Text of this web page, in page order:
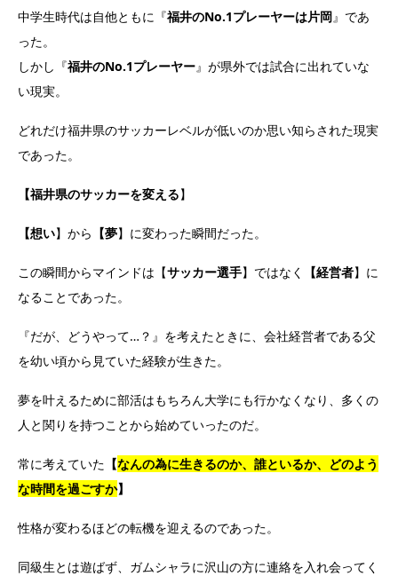
中学生時代は自他ともに『福井のNo.1プレーヤーは片岡』であ
った。
しかし『福井のNo.1プレーヤー』が県外では試合に出れていな
い現実。
どれだけ福井県のサッカーレベルが低いのか思い知らされた現実
であった。
【福井県のサッカーを変える】
【想い】から 【夢】に変わった瞬間だった。
この瞬間からマインドは【サッカー選手】ではなく 【経営者】に
なることであった。
『だが、どうやって…？』を考えたときに、会社経営者である父
を幼い頃から見ていた経験が生きた。
夢を叶えるために部活はもちろん大学にも行かなくなり、多くの
人と関りを持つことから始めていったのだ。
常に考えていた 【なんの為に生きるのか、誰といるか、どのよう
な時間を過ごすか】
性格が変わるほどの転機を迎えるのであった。
同級生とは遊ばず、ガムシャラに沢山の方に連絡を入れ会ってく